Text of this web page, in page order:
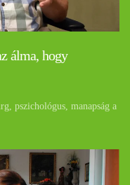
álma, hogy
pszichológus, manapság a